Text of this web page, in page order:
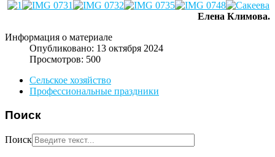
Елена Климова.
Информация о материале
Опубликовано: 13 октября 2024
Просмотров: 500
Сельское хозяйство
Профессиональные праздники
Поиск
Поиск